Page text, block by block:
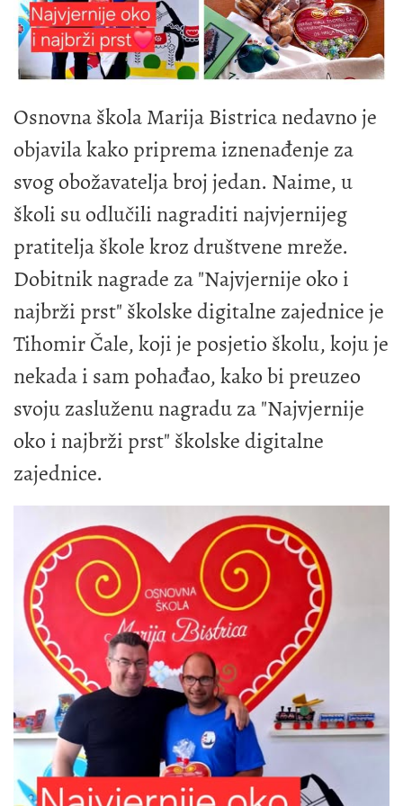
Osnovna škola Marija Bistrica nedavno je
objavila kako priprema iznenađenje za
svog obožavatelja broj jedan. Naime, u
školi su odlučili nagraditi najvjernijeg
pratitelja škole kroz društvene mreže.
Dobitnik nagrade za "Najvjernije oko i
najbrži prst" školske digitalne zajednice je
Tihomir Čale, koji je posjetio školu, koju je
nekada i sam pohađao, kako bi preuzeo
svoju zasluženu nagradu za "Najvjernije
oko i najbrži prst" školske digitalne
zajednice.